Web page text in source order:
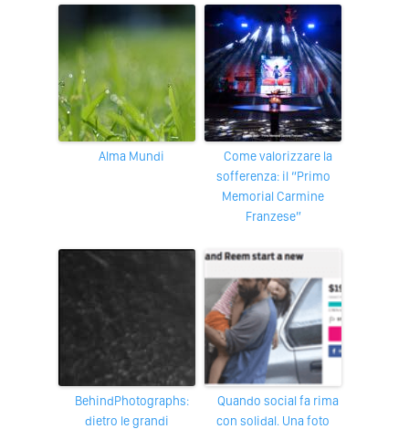
Alma Mundi
Come valorizzare la
sofferenza: il “Primo
Memorial Carmine
Franzese”
BehindPhotographs:
dietro le grandi
Quando social fa rima
con solidal. Una foto